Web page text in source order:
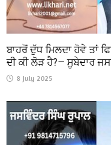
ਬਾਹਰੋਂ ਦੁੱਧ ਮਿਲਦਾ ਹੋਵੇ ਤਾਂ
ਦੀ ਕੀ ਲੋੜ ਹੈ?— ਸੂਬੇਦਾਰ
8 July 2025